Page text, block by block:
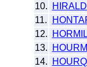
10.
11.
12.
13.
14.